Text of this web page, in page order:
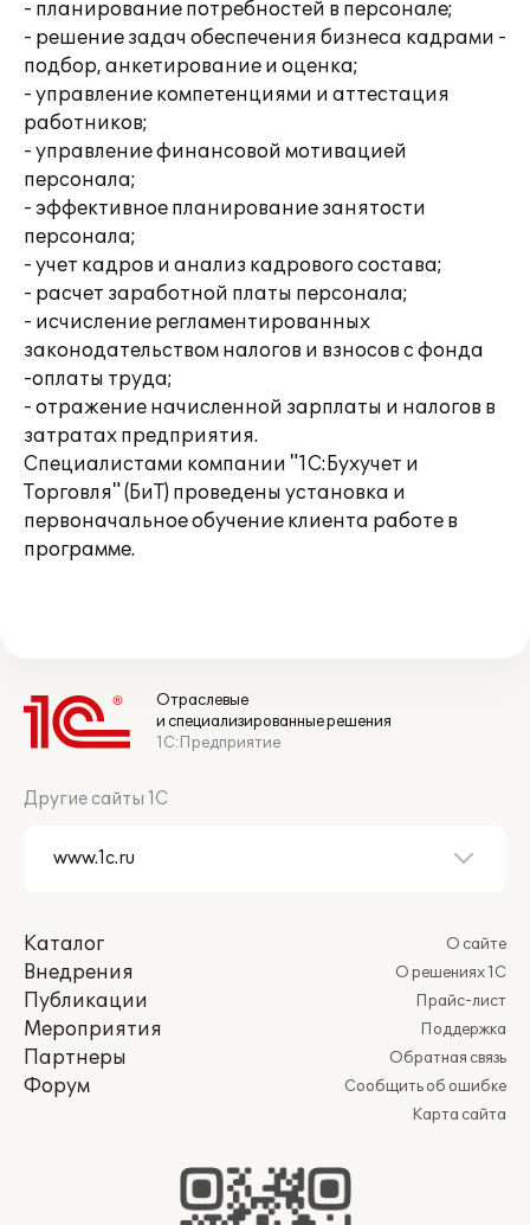
- планирование потребностей в персонале;
- решение задач обеспечения бизнеса кадрами -
подбор, анкетирование и оценка;
- управление компетенциями и аттестация
работников;
- управление финансовой мотивацией
персонала;
- эффективное планирование занятости
персонала;
- учет кадров и анализ кадрового состава;
- расчет заработной платы персонала;
- исчисление регламентированных
законодательством налогов и взносов с фонда
-оплаты труда;
- отражение начисленной зарплаты и налогов в
затратах предприятия.
Специалистами компании "1С:Бухучет и
Торговля" (БиТ) проведены установка и
первоначальное обучение клиента работе в
программе.
Отраслевые
и специализированные решения
1С:Предприятие
Другие сайты 1С
Каталог
Внедрения
Публикации
Мероприятия
Партнеры
Форум
О сайте
О решениях 1С
Прайс-лист
Поддержка
Обратная связь
Сообщить об ошибке
Карта сайта